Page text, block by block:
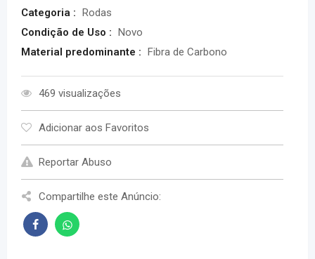
Categoria : Rodas
Condição de Uso : Novo
Material predominante : Fibra de Carbono
469 visualizações
Adicionar aos Favoritos
Reportar Abuso
Compartilhe este Anúncio: